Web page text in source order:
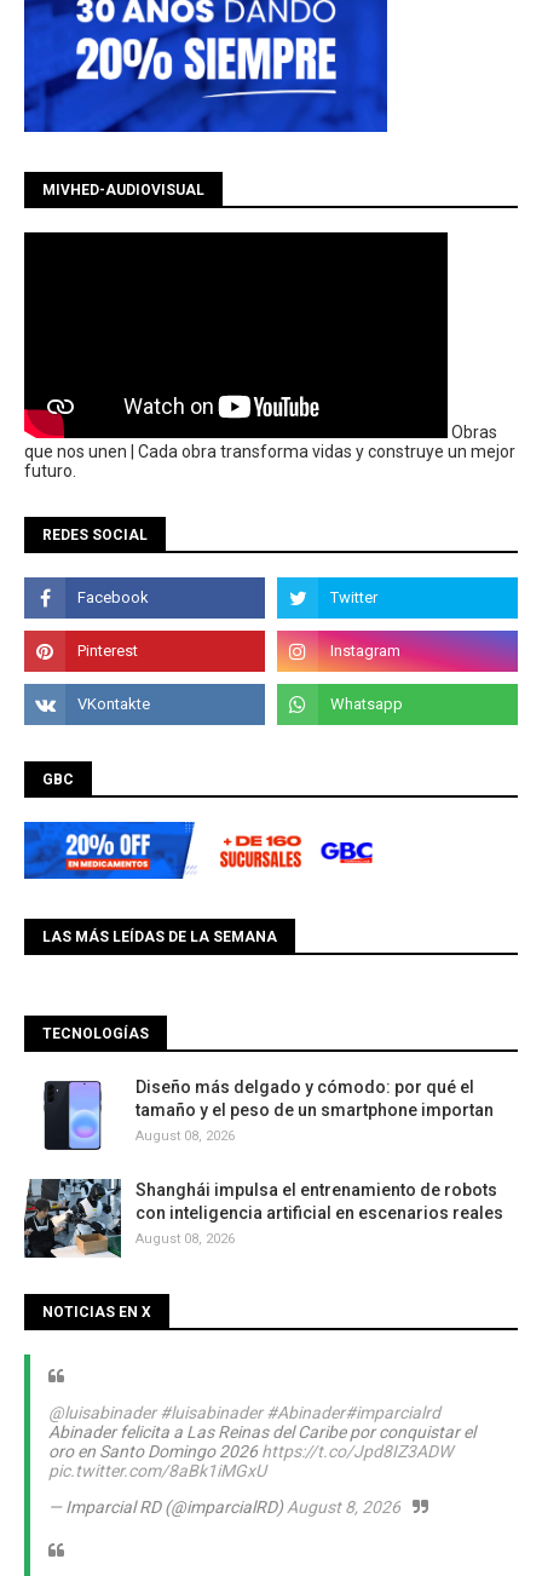
MIVHED-AUDIOVISUAL
Obras
que nos unen | Cada obra transforma vidas y construye un mejor
futuro.
REDES SOCIAL
GBC
LAS MÁS LEÍDAS DE LA SEMANA
TECNOLOGÍAS
Diseño más delgado y cómodo: por qué el
tamaño y el peso de un smartphone importan
August 08, 2026
Shanghái impulsa el entrenamiento de robots
con inteligencia artificial en escenarios reales
August 08, 2026
NOTICIAS EN X
@luisabinader #luisabinader #Abinader#imparcialrd
Abinader felicita a Las Reinas del Caribe por conquistar el
oro en Santo Domingo 2026 https://t.co/Jpd8IZ3ADW
pic.twitter.com/8aBk1iMGxU
— Imparcial RD (@imparcialRD)August 8, 2026